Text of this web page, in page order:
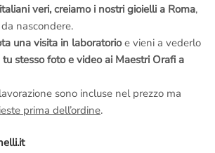
veri, creiamo i nostri gioielli a Roma,
nascondere.
una visita in laboratorioe vieni a vederlo
stesso foto e video ai Maestri Orafi a
sono incluse nel prezzo ma
prima dell’ordine.